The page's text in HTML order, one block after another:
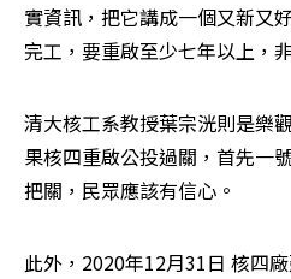
實資訊，把它講成一個又新又
完工，要重啟至少七年以上，
清大核工系教授葉宗洸則是樂
果核四重啟公投過關，首先一
把關，民眾應該有信心。
此外，2020年12月31日 核四